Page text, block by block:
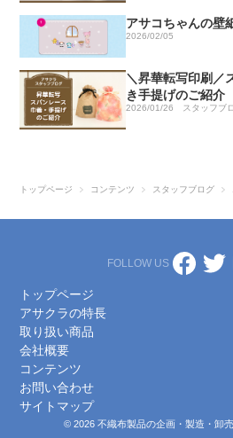
アサコちゃんの壁
2026/02/05
＼昇華転写印刷／
き手提げのご紹介
2026/01/26 スタッフブ
トップページ コンテンツ スタッフブログ
FOLLOW US
トップページ
アサクラの特長
取り扱い商品
会社概要
コンテンツ
お問い合わせ
サイトマップ
© 2026 不織布製品の企画・製造・卸